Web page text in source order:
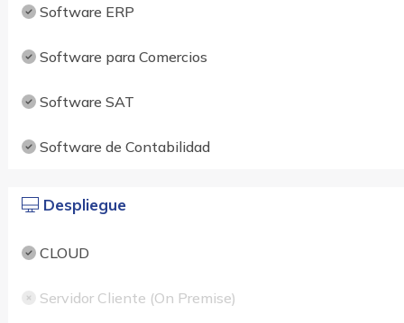
Software ERP
Software para Comercios
Software SAT
Software de Contabilidad
Despliegue
CLOUD
Servidor Cliente (On Premise)